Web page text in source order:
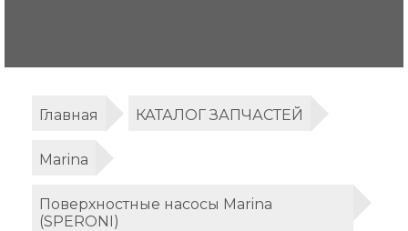
Главная КАТАЛОГ ЗАПЧАСТЕЙ
Marina
Поверхностные насосы Marina
(SPERONI)